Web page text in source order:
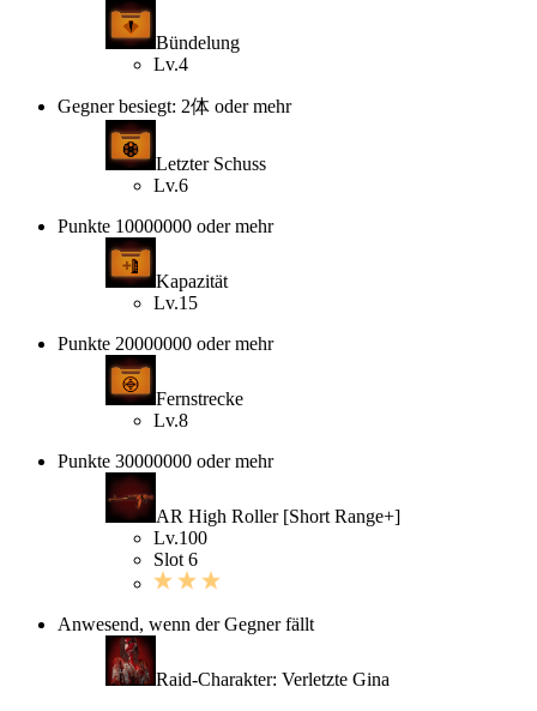
Bündelung
Lv.4
Gegner besiegt: 2体 oder mehr
Letzter Schuss
Lv.6
Punkte 10000000 oder mehr
Kapazität
Lv.15
Punkte 20000000 oder mehr
Fernstrecke
Lv.8
Punkte 30000000 oder mehr
AR High Roller [Short Range+]
Lv.100
Slot 6
Anwesend, wenn der Gegner fällt
Raid-Charakter: Verletzte Gina